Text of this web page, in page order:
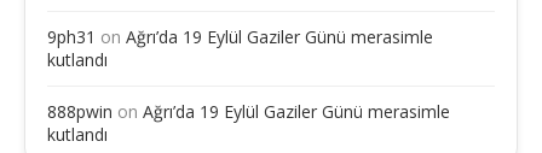
9ph31 on Ağrı’da 19 Eylül Gaziler Günü merasimle
kutlandı
888pwin on Ağrı’da 19 Eylül Gaziler Günü merasimle
kutlandı